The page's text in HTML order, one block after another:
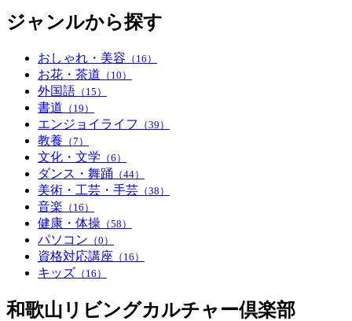
ジャンルから探す
おしゃれ・美容 （16）
お花・茶道 （10）
外国語 （15）
書道 （19）
エンジョイライフ （39）
教養 （7）
文化・文学 （6）
ダンス・舞踊 （44）
美術・工芸・手芸 （38）
音楽 （16）
健康・体操 （58）
パソコン （0）
資格対応講座 （16）
キッズ （16）
和歌山リビングカルチャー倶楽部